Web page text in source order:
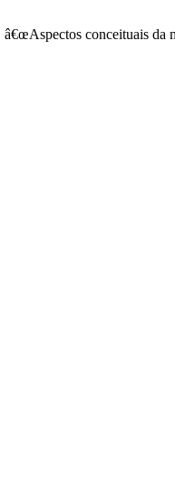
conceituais da